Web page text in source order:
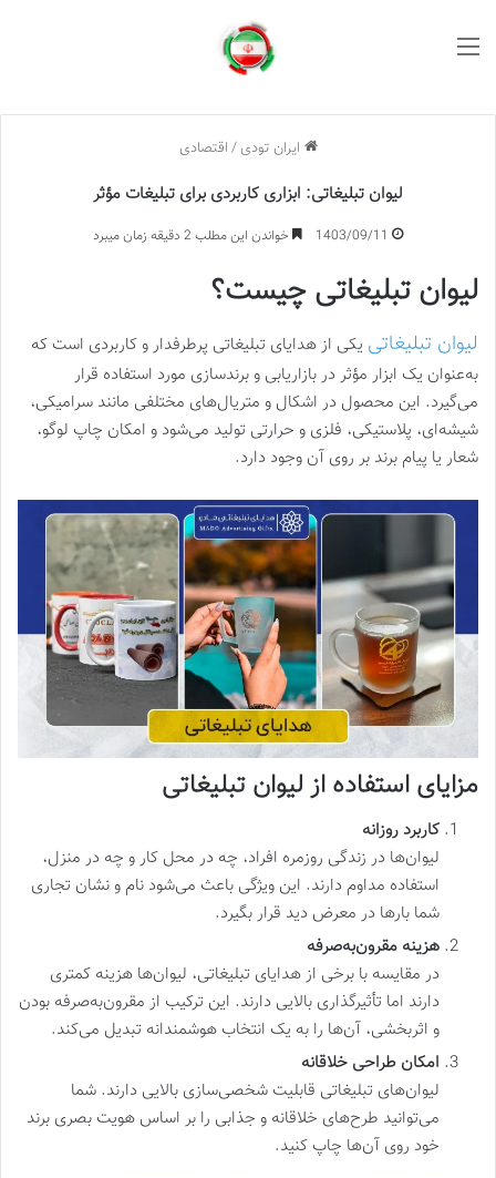
ایران تودی / اقتصادی
لیوان تبلیغاتی: ابزاری کاربردی برای تبلیغات مؤثر
1403/09/11 خواندن این مطلب 2 دقیقه زمان میبرد
لیوان تبلیغاتی چیست؟
لیوان تبلیغاتی یکی از هدایای تبلیغاتی پرطرفدار و کاربردی است که
به‌عنوان یک ابزار مؤثر در بازاریابی و برندسازی مورد استفاده قرار
می‌گیرد. این محصول در اشکال و متریال‌های مختلفی مانند سرامیکی،
شیشه‌ای، پلاستیکی، فلزی و حرارتی تولید می‌شود و امکان چاپ لوگو،
شعار یا پیام برند بر روی آن وجود دارد.
مزایای استفاده از لیوان تبلیغاتی
کاربرد روزانه
لیوان‌ها در زندگی روزمره افراد، چه در محل کار و چه در منزل،
استفاده مداوم دارند. این ویژگی باعث می‌شود نام و نشان تجاری
شما بارها در معرض دید قرار بگیرد.
هزینه مقرون‌به‌صرفه
در مقایسه با برخی از هدایای تبلیغاتی، لیوان‌ها هزینه کمتری
دارند اما تأثیرگذاری بالایی دارند. این ترکیب از مقرون‌به‌صرفه بودن
و اثربخشی، آن‌ها را به یک انتخاب هوشمندانه تبدیل می‌کند.
امکان طراحی خلاقانه
لیوان‌های تبلیغاتی قابلیت شخصی‌سازی بالایی دارند. شما
می‌توانید طرح‌های خلاقانه و جذابی را بر اساس هویت بصری برند
خود روی آن‌ها چاپ کنید.